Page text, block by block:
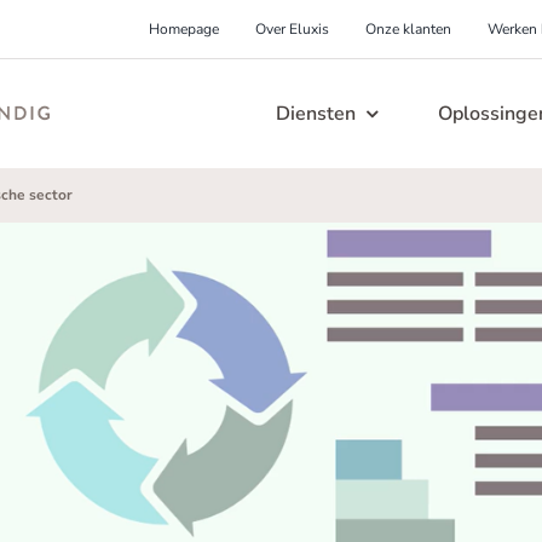
Homepage Over Eluxis Onze klanten
Diensten
Hoe houd je de kennis en kunde up-to-date
van je medewerkers? Voorkom onvrede en
ongelukken met onze, speciaal voor jou
ontworpen, bedrijfsopleiding.
organisatie
mijn kennis wordt niet
Help, mijn proces mag nooit
falen!
Ongelukken
Help, mijn productieproces is
sector